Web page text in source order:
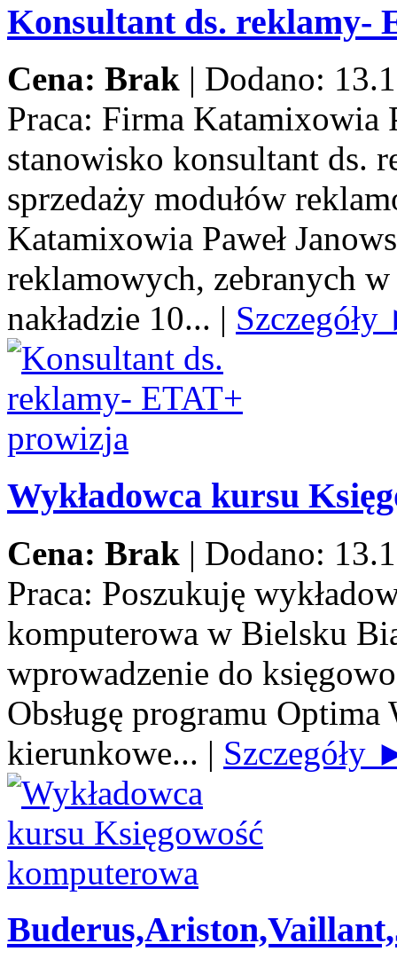
Konsultant ds. reklamy-
Cena: Brak | Dodano:
Praca: Firma Katamixowia
stanowisko konsultant ds.
sprzedaży modułów
Katamixowia Paweł
reklamowych, zebranych
nakładzie 10... |
Wykładowca kursu
Cena: Brak | Dodano:
Praca: Poszukuję
komputerowa w Bielsku
wprowadzenie do
Obsługę programu Optima
kierunkowe... | Szczegóły